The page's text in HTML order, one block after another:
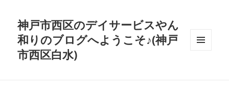
神戸市西区のデイサービスやん
和りのブログへようこそ♪(神戸
市西区白水)